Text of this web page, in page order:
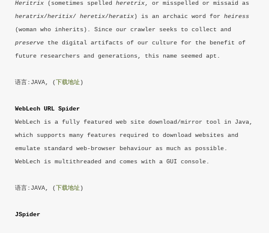
Heritrix (sometimes spelled heretrix, or misspelled or missaid as
heratrix/heritix/ heretix/heratix) is an archaic word for heiress
(woman who inherits). Since our crawler seeks to collect and
preserve the digital artifacts of our culture for the benefit of
future researchers and generations, this name seemed apt.
语言:JAVA, (下载地址)
WebLech URL Spider
WebLech is a fully featured web site download/mirror tool in Java,
which supports many features required to download websites and
emulate standard web-browser behaviour as much as possible.
WebLech is multithreaded and comes with a GUI console.
语言:JAVA, (下载地址)
JSpider